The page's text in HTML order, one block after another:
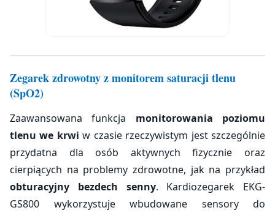
Zegarek zdrowotny z monitorem saturacji tlenu
(SpO2)
Zaawansowana funkcja monitorowania poziomu
tlenu we krwi w czasie rzeczywistym jest szczególnie
przydatna dla osób aktywnych fizycznie oraz
cierpiących na problemy zdrowotne, jak na przykład
obturacyjny bezdech senny. Kardiozegarek EKG-
GS800 wykorzystuje wbudowane sensory do